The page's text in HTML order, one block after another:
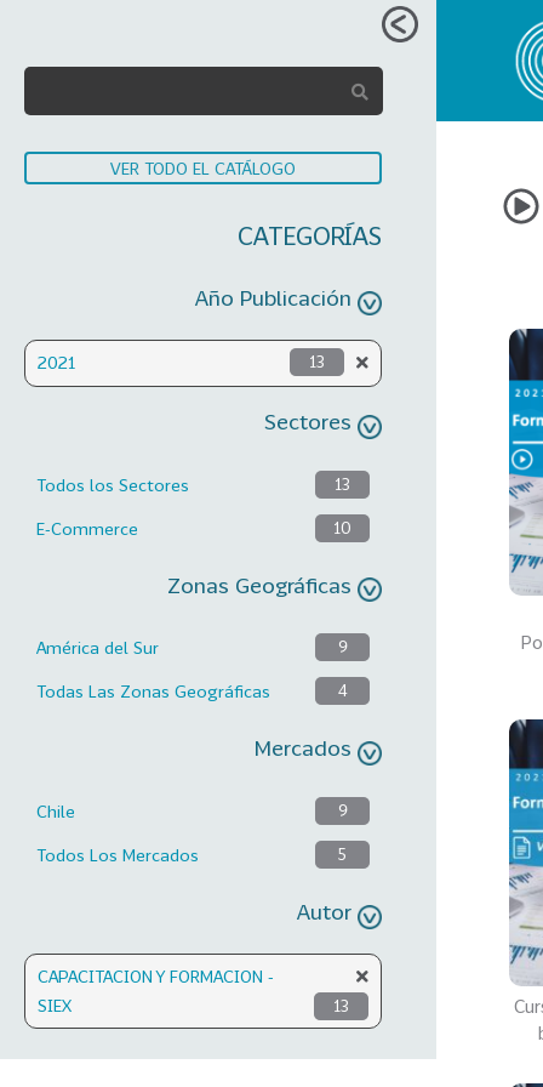
VER TODO EL CATÁLOGO
CATEGORÍAS
Año Publicación
2021 13
Sectores
Todos los Sectores 13
E-Commerce 10
Zonas Geográficas
América del Sur 9
Todas Las Zonas Geográficas 4
Mercados
Chile 9
Todos Los Mercados 5
Autor
CAPACITACION Y FORMACION -
SIEX
13